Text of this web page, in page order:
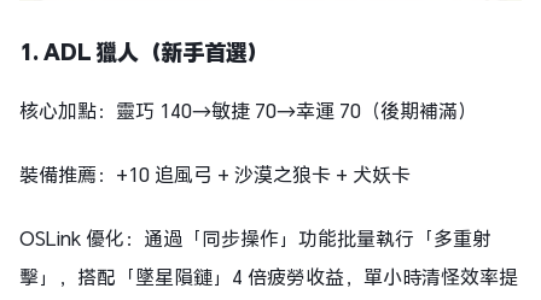
1. ADL 獵人（新手首選）
核心加點：靈巧 140→敏捷 70→幸運 70（後期補滿）
裝備推薦：+10 追風弓 + 沙漠之狼卡 + 犬妖卡
OSLink 優化：通過「同步操作」功能批量執行「多重射
擊」，搭配「墜星隕鏈」4 倍疲勞收益，單小時清怪效率提